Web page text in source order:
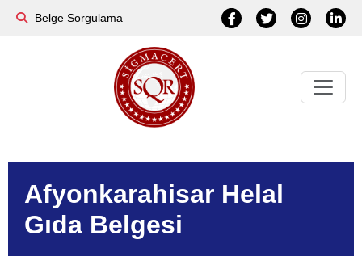
Belge Sorgulama
Afyonkarahisar Helal
Gıda Belgesi